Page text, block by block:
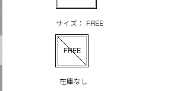
サイズ： FREE
FREE
在庫なし